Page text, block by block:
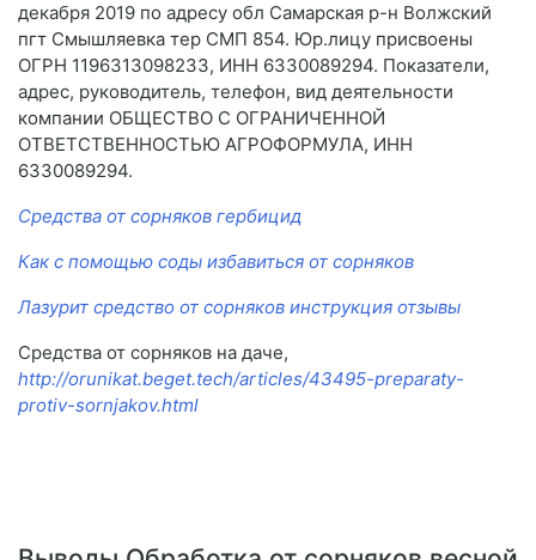
декабря 2019 по адресу обл Самарская р-н Волжский
пгт Смышляевка тер СМП 854. Юр.лицу присвоены
ОГРН 1196313098233, ИНН 6330089294. Показатели,
адрес, руководитель, телефон, вид деятельности
компании ОБЩЕСТВО С ОГРАНИЧЕННОЙ
ОТВЕТСТВЕННОСТЬЮ АГРОФОРМУЛА, ИНН
6330089294.
Средства от сорняков гербицид
Как с помощью соды избавиться от сорняков
Лазурит средство от сорняков инструкция отзывы
Средства от сорняков на даче,
http://orunikat.beget.tech/articles/43495-preparaty-
protiv-sornjakov.html